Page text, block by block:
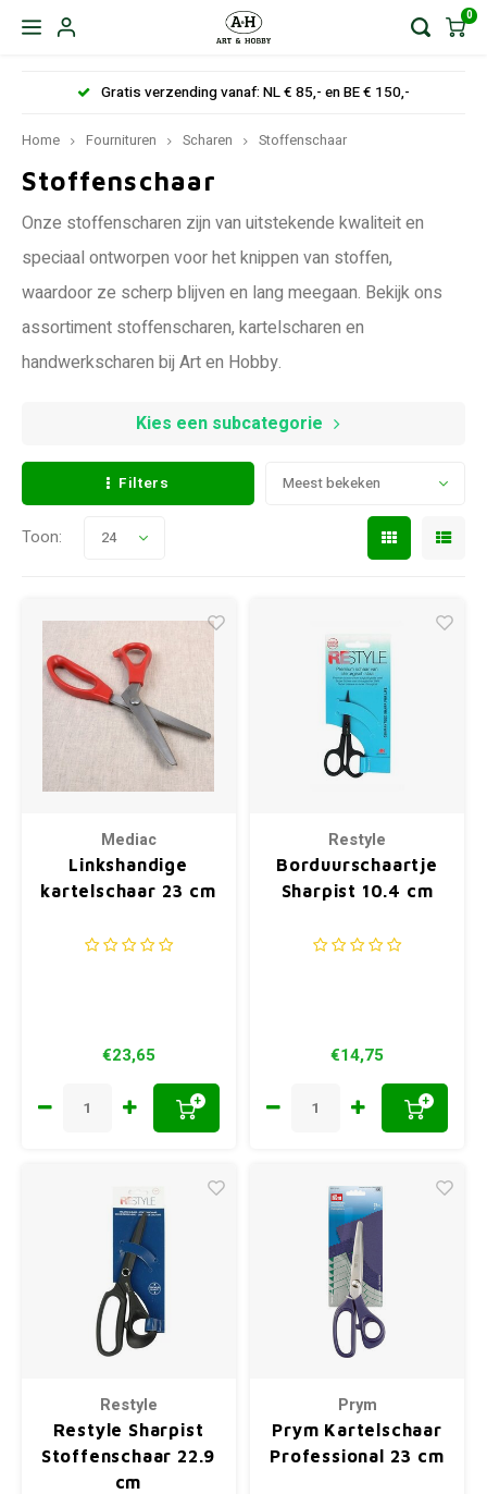
0
Gratis verzending vanaf: NL € 85,- en BE € 150,-
Home Fournituren Scharen Stoffenschaar
Stoffenschaar
Onze stoffenscharen zijn van uitstekende kwaliteit en
speciaal ontworpen voor het knippen van stoffen,
waardoor ze scherp blijven en lang meegaan. Bekijk ons
assortiment stoffenscharen, kartelscharen en
handwerkscharen bij Art en Hobby.
Kies een subcategorie
Filters Meest bekeken
Toon: 24
Mediac
Linkshandige
kartelschaar 23 cm
€23,65
+
Restyle
Borduurschaartje
Sharpist 10.4 cm
€14,75
+
Restyle
Restyle Sharpist
Stoffenschaar 22.9
cm
Prym
Prym Kartelschaar
Professional 23 cm